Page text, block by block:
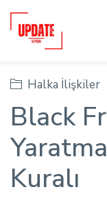
Halka İlişkiler
Black
Kuralı